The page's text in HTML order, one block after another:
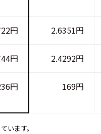
円 2.6351円
円 2.4292円
円 169円
います。